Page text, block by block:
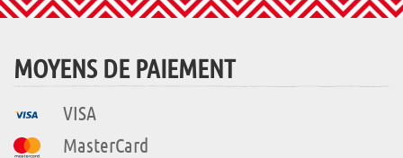
MOYENS DE PAIEMENT
VISA
MasterCard